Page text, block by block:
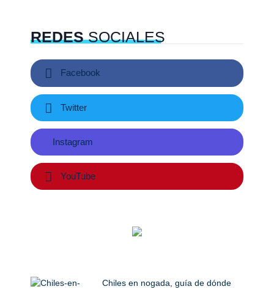
REDESSOCIALES
Facebook
Twitter
Instagram
YouTube
Chiles en nogada, guía de dónde